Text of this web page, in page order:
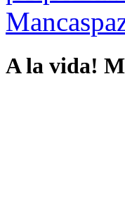
A la vida!